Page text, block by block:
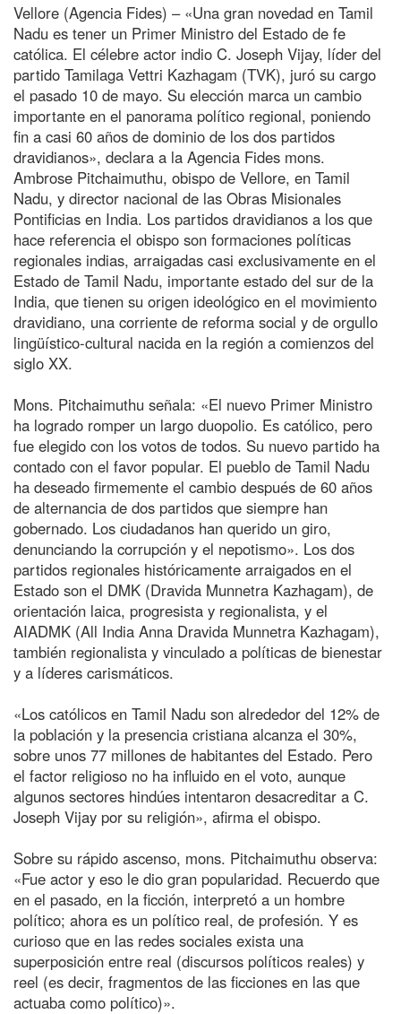
Vellore (Agencia Fides) – «Una gran novedad en Tamil
Nadu es tener un Primer Ministro del Estado de fe
católica. El célebre actor indio C. Joseph Vijay, líder del
partido Tamilaga Vettri Kazhagam (TVK), juró su cargo
el pasado 10 de mayo. Su elección marca un cambio
importante en el panorama político regional, poniendo
fin a casi 60 años de dominio de los dos partidos
dravidianos», declara a la Agencia Fides mons.
Ambrose Pitchaimuthu, obispo de Vellore, en Tamil
Nadu, y director nacional de las Obras Misionales
Pontificias en India. Los partidos dravidianos a los que
hace referencia el obispo son formaciones políticas
regionales indias, arraigadas casi exclusivamente en el
Estado de Tamil Nadu, importante estado del sur de la
India, que tienen su origen ideológico en el movimiento
dravidiano, una corriente de reforma social y de orgullo
lingüístico-cultural nacida en la región a comienzos del
siglo XX.
Mons. Pitchaimuthu señala: «El nuevo Primer Ministro
ha logrado romper un largo duopolio. Es católico, pero
fue elegido con los votos de todos. Su nuevo partido ha
contado con el favor popular. El pueblo de Tamil Nadu
ha deseado firmemente el cambio después de 60 años
de alternancia de dos partidos que siempre han
gobernado. Los ciudadanos han querido un giro,
denunciando la corrupción y el nepotismo». Los dos
partidos regionales históricamente arraigados en el
Estado son el DMK (Dravida Munnetra Kazhagam), de
orientación laica, progresista y regionalista, y el
AIADMK (All India Anna Dravida Munnetra Kazhagam),
también regionalista y vinculado a políticas de bienestar
y a líderes carismáticos.
«Los católicos en Tamil Nadu son alrededor del 12% de
la población y la presencia cristiana alcanza el 30%,
sobre unos 77 millones de habitantes del Estado. Pero
el factor religioso no ha influido en el voto, aunque
algunos sectores hindúes intentaron desacreditar a C.
Joseph Vijay por su religión», afirma el obispo.
Sobre su rápido ascenso, mons. Pitchaimuthu observa:
«Fue actor y eso le dio gran popularidad. Recuerdo que
en el pasado, en la ficción, interpretó a un hombre
político; ahora es un político real, de profesión. Y es
curioso que en las redes sociales exista una
superposición entre real (discursos políticos reales) y
reel (es decir, fragmentos de las ficciones en las que
actuaba como político)».